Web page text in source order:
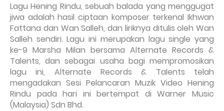
Lagu Hening Rindu, sebuah balada yang menggugat
jiwa adalah hasil ciptaan komposer terkenal Ikhwan
Fattana dan Wan Salleh, dan liriknya ditulis oleh Wan
Salleh sendiri. Lagu ini merupakan lagu single yang
ke-9 Marsha Milan bersama Alternate Records &
Talents, dan sebagai usaha bagi mempromosikan
lagu ini, Alternate Records & Talents telah
mengadakan Sesi Pelancaran Muzik Video Hening
Rindu pada hari ini bertempat di Warner Music
(Malaysia) Sdn Bhd.